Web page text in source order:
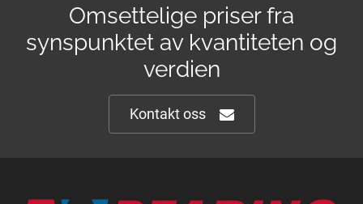
Omsettelige priser fra
synspunktet av kvantiteten og
verdien
Kontakt oss